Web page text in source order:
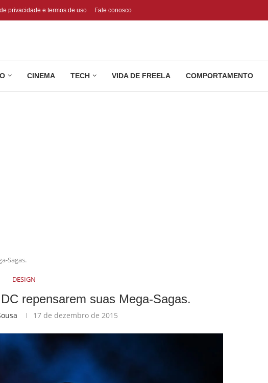
privacidade e termos de uso Fale conosco
CINEMA TECH VIDA DE FREELA COMPORTAMENTO
Sagas.
DESIGN
repensarem suas Mega-Sagas.
17 de dezembro de 2015